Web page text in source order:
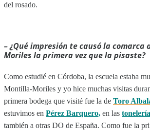
del rosado.
– ¿Qué impresión te causó la comarca
Moriles la primera vez que la pisaste?
Como estudié en Córdoba, la escuela estaba
Montilla-Moriles y yo hice muchas visitas
primera bodega que visité fue la de Toro
estuvimos en Pérez Barquero, en las
también a otras DO de España. Como fue la